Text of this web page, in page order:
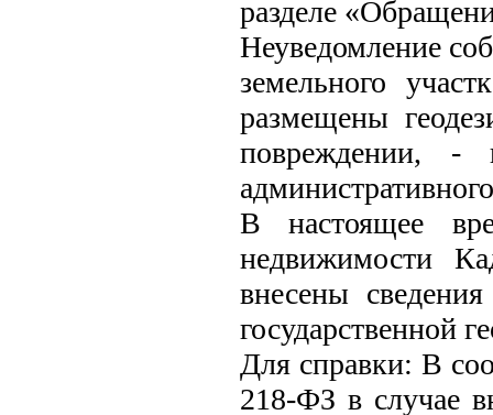
разделе
Неуведомление
земельного
размещены
повреждении, -
В настоящее
недвижимости
внесены
государственной
Для справки: В
218-ФЗ в случае